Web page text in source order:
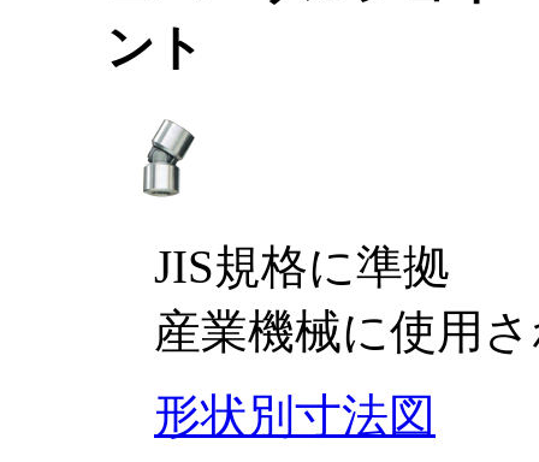
JIS規格に準拠
産業機械に使用
形状別寸法図